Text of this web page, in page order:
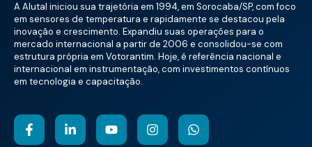
A Alutal iniciou sua trajetória em 1994, em Sorocaba/SP, com foco
em sensores de temperatura e rapidamente se destacou pela
inovação e crescimento. Expandiu suas operações para o
mercado internacional a partir de 2006 e consolidou-se com
estrutura própria em Votorantim. Hoje, é referência nacional e
internacional em instrumentação, com investimentos contínuos
em tecnologia e capacitação.